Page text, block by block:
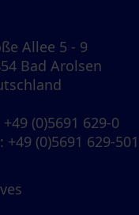
Allee 5 - 9
Bad Arolsen
+49 (0)5691 629-0
: +49 (0)5691 629-501